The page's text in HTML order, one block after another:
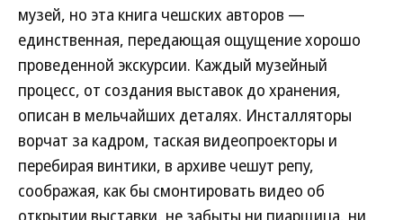
музей, но эта книга чешских авторов —
единственная, передающая ощущение хорошо
проведенной экскурсии. Каждый музейный
процесс, от создания выставок до хранения,
описан в мельчайших деталях. Инсталляторы
ворчат за кадром, таская видеопроекторы и
перебирая винтики, в архиве чешут репу,
соображая, как бы смонтировать видео об
открытии выставки, не забыты ни пиарщица, ни